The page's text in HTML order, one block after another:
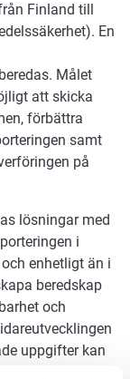
Finland till
En
Målet
att skicka
förbättra
samt
på
lösningar med
i
enhetligt än i
beredskap
och
uppgifter kan